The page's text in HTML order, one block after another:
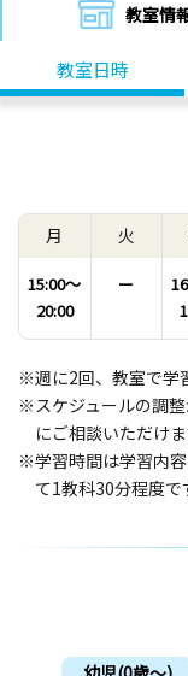
教室情
教室日時
月
15:00〜
20:00
火
ー
※週に2回、教室で学
※スケジュールの調
にご相談いただけま
※学習時間は学習内
て1教科30分程度で